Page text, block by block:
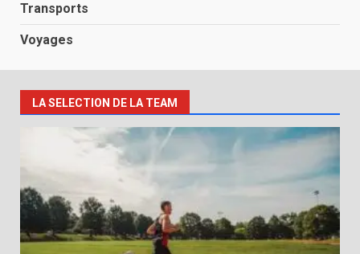
Transports
Voyages
LA SELECTION DE LA TEAM